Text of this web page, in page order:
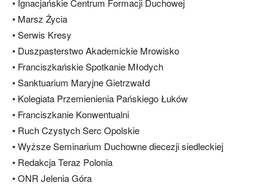
• Ignacjańskie Centrum Formacji Duchowej
• Marsz Życia
• Serwis Kresy
• Duszpasterstwo Akademickie Mrowisko
• Franciszkańskie Spotkanie Młodych
• Sanktuarium Maryjne Gietrzwałd
• Kolegiata Przemienienia Pańskiego Łuków
• Franciszkanie Konwentualni
• Ruch Czystych Serc Opolskie
• Wyższe Seminarium Duchowne diecezji siedleckiej
• Redakcja Teraz Polonia
• ONR Jelenia Góra